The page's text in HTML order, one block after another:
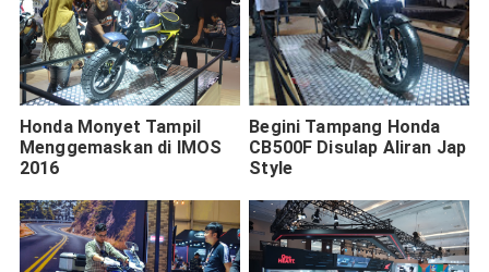
Honda Monyet Tampil
Menggemaskan di IMOS
2016
Begini Tampang Honda
CB500F Disulap Aliran Jap
Style